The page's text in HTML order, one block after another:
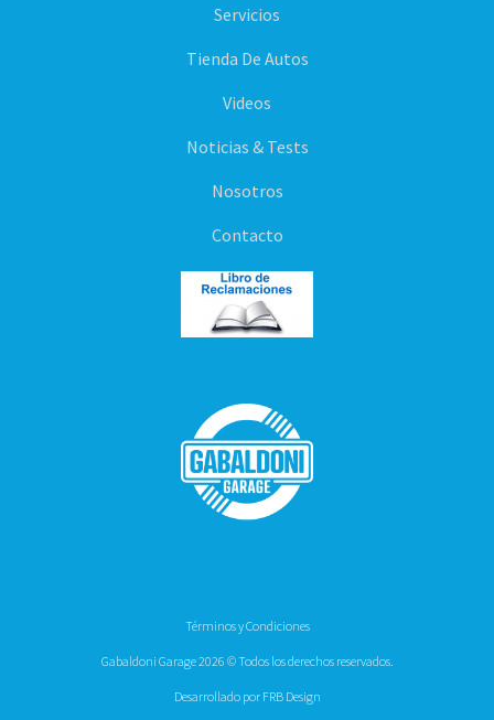
Servicios
Tienda De Autos
Videos
Noticias & Tests
Nosotros
Contacto
Términos y Condiciones
Gabaldoni Garage 2026 © Todos los derechos reservados.
Desarrollado por FRB Design